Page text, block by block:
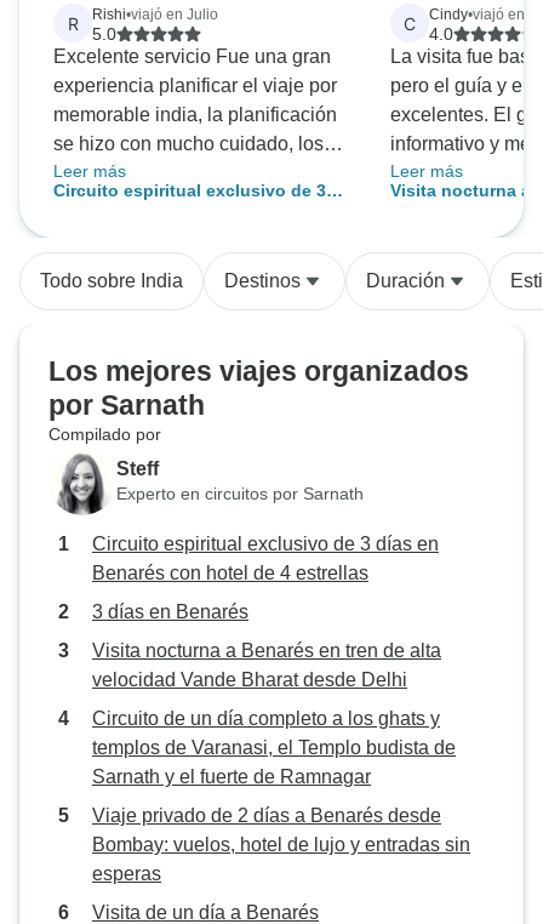
R Rishi•viajó en Julio
5.0
Excelente servicio Fue una gran
experiencia planificar el viaje por
memorable india, la planificación
se hizo con mucho cuidado, los
hoteles eran buenos y estaban
bien situados, los desayunos eran
viaje memorable, el personal era
muy cooperativo, los vehículos
seguro, las indicaciones de la
carretera eran muy precisas, la
ruta se planificó con mucho
cuidado y fue muy cómoda.
Leer más
Circuito espiritual exclusivo de 3
C Cindy•viajó en
4.0
La visita fue
pero el guía y el
excelentes. El
informativo y me
durante las
Leer más
Visita nocturna a
alta velocidad
Todo sobre India Destinos Duración
Los mejores viajes organizados
por Sarnath
Compilado por
Steff
Experto en circuitos por Sarnath
Circuito espiritual exclusivo de 3 días en
Benarés con hotel de 4 estrellas
3 días en Benarés
Visita nocturna a Benarés en tren de alta
velocidad Vande Bharat desde Delhi
Circuito de un día completo a los ghats y
templos de Varanasi, el Templo budista de
Sarnath y el fuerte de Ramnagar
Viaje privado de 2 días a Benarés desde
Bombay: vuelos, hotel de lujo y entradas sin
esperas
Visita de un día a Benarés